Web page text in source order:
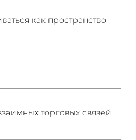
как пространство
торговых связей